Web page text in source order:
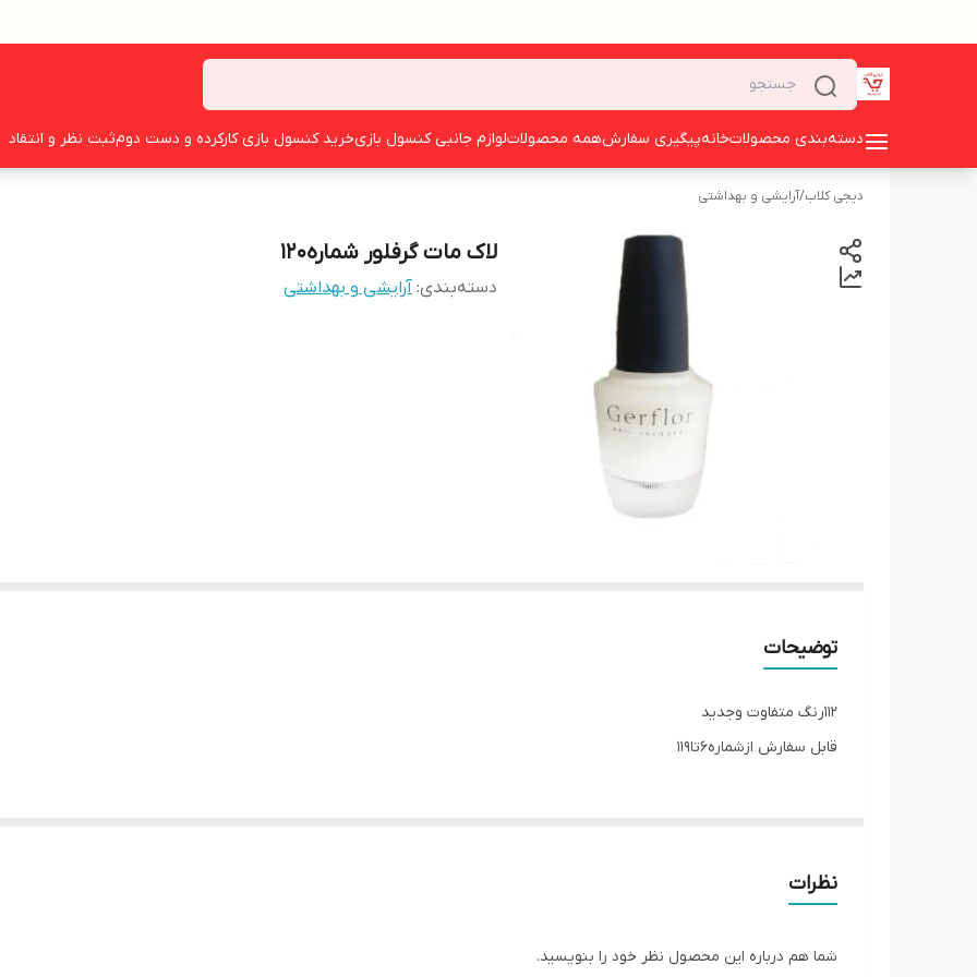
دسته‌بندی محصولاتخانهپیگیری سفارشهمه محصولاتلوازم جانبی کنسول بازیخرید کنسول بازی کارکرده و دست دومثبت نظر و انتقاد
دیجی کلاب/آرایشی و بهداشتی
لاک مات گرفلور شماره120
دسته‌بندی: آرایشی و بهداشتی
توضیحات
112رنگ متفاوت وجدید
قابل سفارش ازشماره6تا119
نظرات
شما هم درباره این محصول نظر خود را بنویسید.